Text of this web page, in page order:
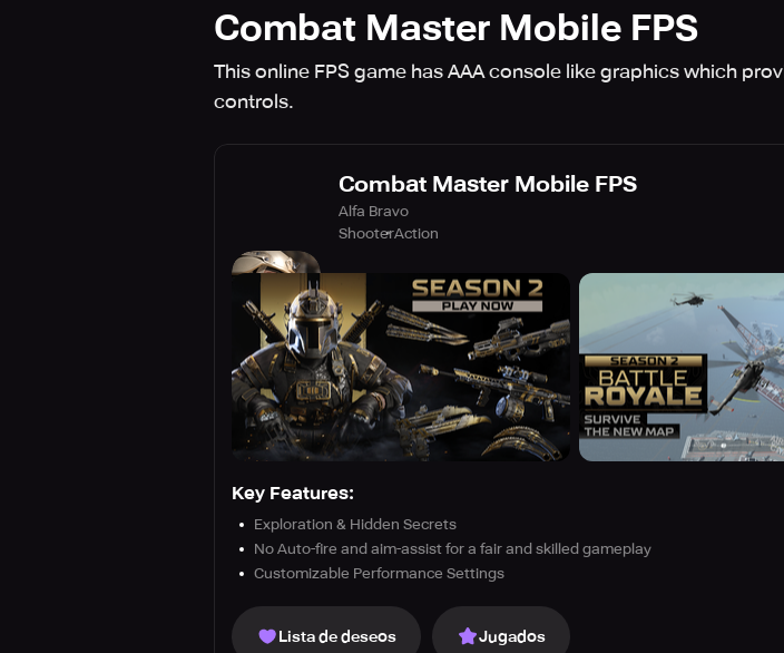
Combat Master Mobile FPS
This online FPS game has AAA console like graphics which
controls.
Combat Master Mobile FPS
Alfa Bravo
ShooterAction
Key Features:
Exploration & Hidden Secrets
No Auto-fire and aim-assist for a fair and skilled gameplay
Customizable Performance Settings
Lista de deseos Jugados